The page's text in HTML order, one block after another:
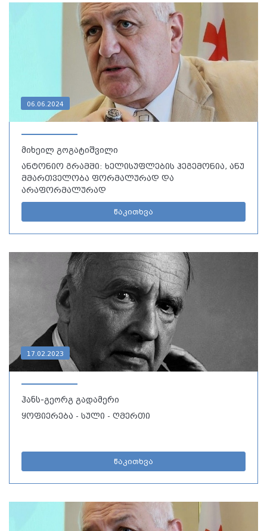
06.06.2024
მიხეილ გოგატიშვილი
ანტონიო გრამში: ხელისუფლების ჰეგემონია, ანუ
მმართველობა ფორმალურად და
არაფორმალურად
წაკითხვა
17.02.2023
ჰანს-გეორგ გადამერი
ყოფიერება - სული - ღმერთი
წაკითხვა